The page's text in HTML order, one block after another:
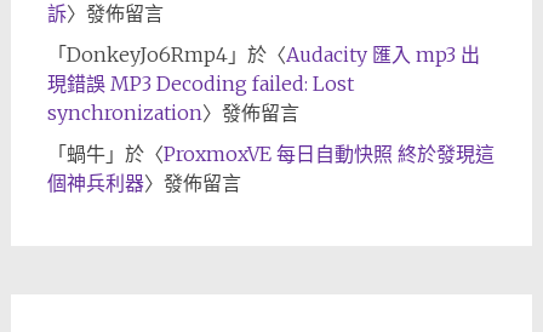
訴〉發佈留言
「 DonkeyJo6Rmp4」於〈Audacity 匯入 mp3 出
現錯誤 MP3 Decoding failed: Lost
synchronization〉發佈留言
「 蝸牛」於〈ProxmoxVE 每日自動快照 終於發現這
個神兵利器〉發佈留言